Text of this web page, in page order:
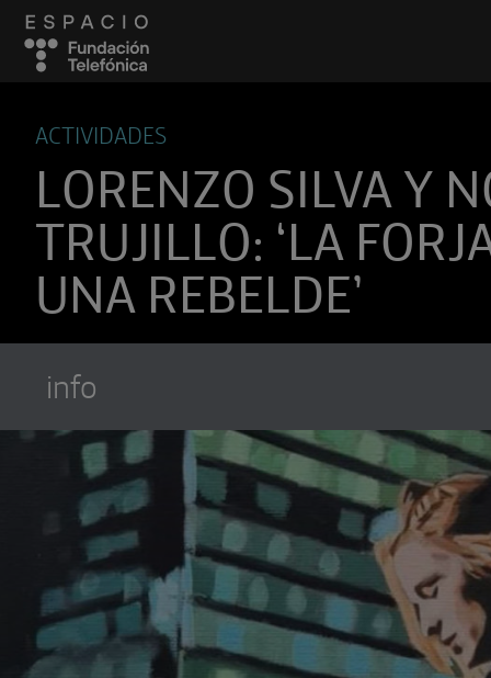
ACTIVIDADES
LORENZO SILVA Y
TRUJILLO: ‘LA
UNA REBELDE’
infoSuscríbete a
Utiliza cualquiera de tus clietes
recibir los nuevos episodios al